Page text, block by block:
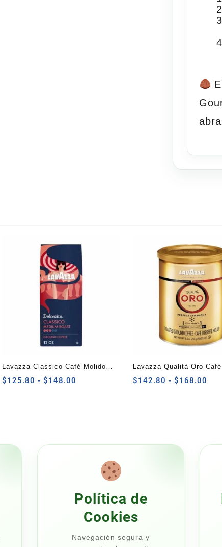
Lavazza Classico Café Molido
Tostado 340g
$125.80 - $148.00
$148.00
Lavazza Qualità Oro Café
250g
$142.80 - $168.00
Política de
Cookies
Navegación segura y